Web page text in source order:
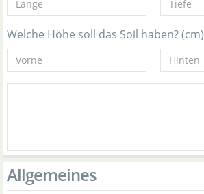
Welche Höhe soll das Soil haben? (cm)
Allgemeines